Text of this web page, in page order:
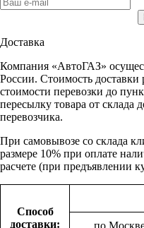
Доставка
Компания «АвтоГАЗ»
России. Стоимость доставки
стоимости перевозки до
пересылку товара от склада
перевозчика.
При самовывозе со склада
размере 10% при оплате
расчете (при предъявлении
Способ
доставки: